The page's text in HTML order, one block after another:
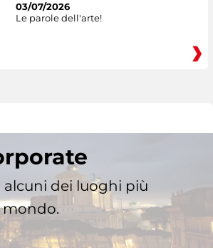
03/07/2026
Le parole dell'arte!
alcuni dei luoghi più
mondo.